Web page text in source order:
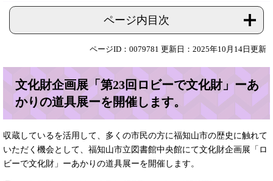
ページ内目次
ページID：0079781 更新日：2025年10月14日更新
文化財企画展「第23回ロビーで文化財」ーあ
かりの道具展ーを開催します。
収蔵しているを活用して、多くの市民の方に福知山市の歴史に触れて
いただく機会として、福知山市立図書館中央館にて文化財企画展「ロ
ビーで文化財」ーあかりの道具展ーを開催します。